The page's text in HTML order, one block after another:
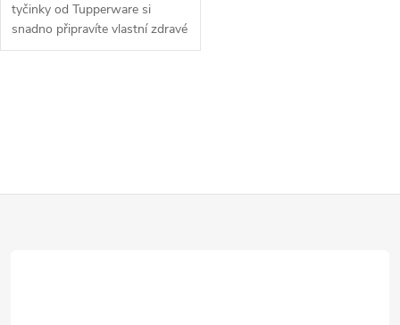
tyčinky od Tupperware si
snadno připravíte vlastní zdravé
svačiny přesně podle své chuti.